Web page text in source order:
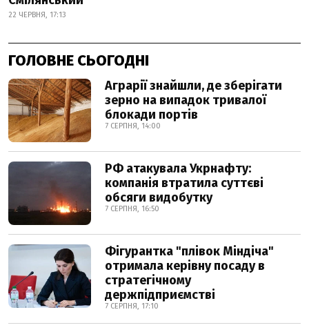
22 ЧЕРВНЯ, 17:13
ГОЛОВНЕ СЬОГОДНІ
Аграрії знайшли, де зберігати
зерно на випадок тривалої
блокади портів
7 СЕРПНЯ, 14:00
РФ атакувала Укрнафту:
компанія втратила суттєві
обсяги видобутку
7 СЕРПНЯ, 16:50
Фігурантка "плівок Міндіча"
отримала керівну посаду в
стратегічному
держпідприємстві
7 СЕРПНЯ, 17:10